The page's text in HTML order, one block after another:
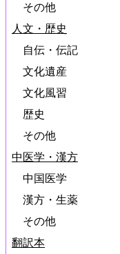
その他
人文・歴史
自伝・伝記
文化遺産
文化風習
歴史
その他
中医学・漢方
中国医学
漢方・生薬
その他
翻訳本